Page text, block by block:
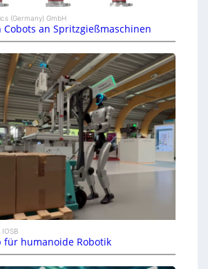
(Germany) GmbH
an Spritzgießmaschinen
für humanoide Robotik